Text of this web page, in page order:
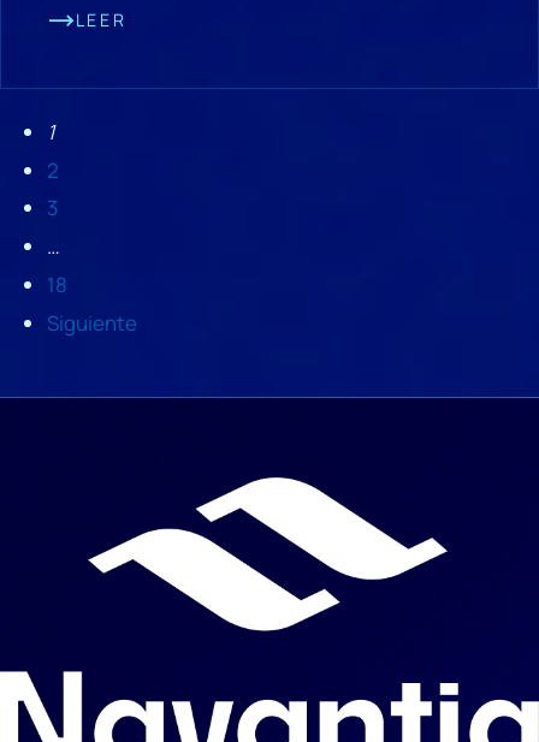
LEER
1
2
3
…
18
Siguiente